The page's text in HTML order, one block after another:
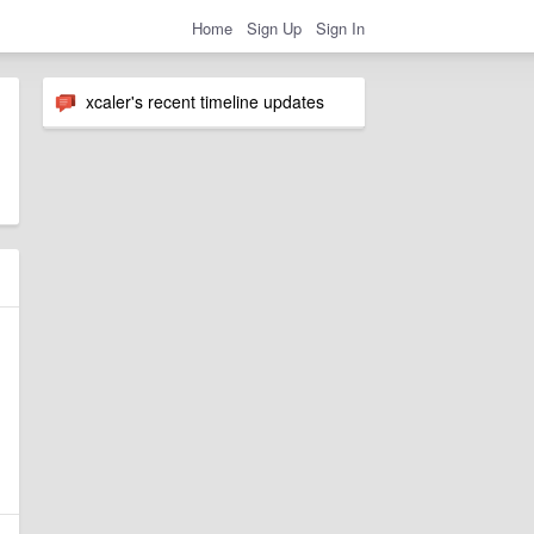
Home Sign Up Sign In
xcaler's recent timeline updates